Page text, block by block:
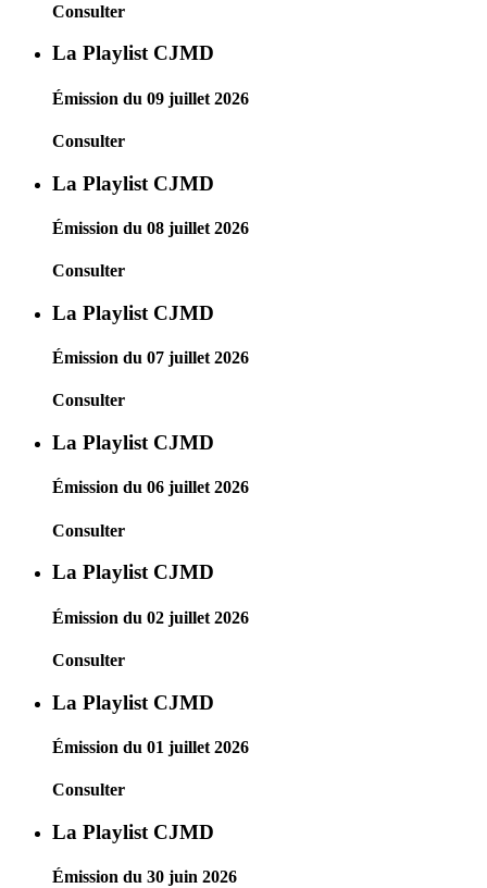
Consulter
La Playlist CJMD
Émission du 09 juillet 2026
Consulter
La Playlist CJMD
Émission du 08 juillet 2026
Consulter
La Playlist CJMD
Émission du 07 juillet 2026
Consulter
La Playlist CJMD
Émission du 06 juillet 2026
Consulter
La Playlist CJMD
Émission du 02 juillet 2026
Consulter
La Playlist CJMD
Émission du 01 juillet 2026
Consulter
La Playlist CJMD
Émission du 30 juin 2026